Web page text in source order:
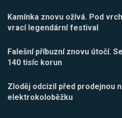
Kamínka znovu ožívá. Pod
vrací legendární festival
Falešní příbuzní znovu útočí.
140 tisíc korun
Zloděj odcizil před prodejnou
elektrokoloběžku